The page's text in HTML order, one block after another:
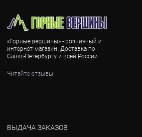
«Горные вершины» - розничный и
интернет-магазин. Доставка по
Санкт-Петербургу и всей России.
Читайте отзывы
ВЫДАЧА ЗАКАЗОВ